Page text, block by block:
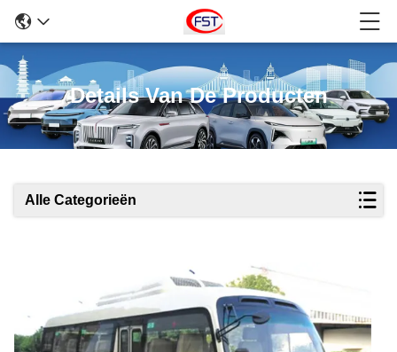
Details Van De Producten
Alle Categorieën